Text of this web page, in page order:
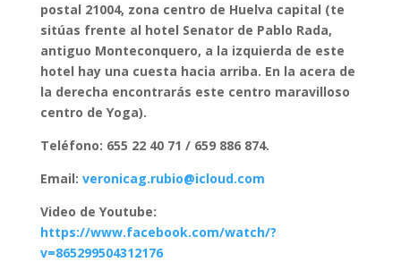
postal 21004, zona centro de Huelva capital (te
sitúas frente al hotel Senator de Pablo Rada,
antiguo Monteconquero, a la izquierda de este
hotel hay una cuesta hacia arriba. En la acera de
la derecha encontrarás este centro maravilloso
centro de Yoga).
Teléfono: 655 22 40 71 / 659 886 874.
Email: veronicag.rubio@icloud.com
Video de Youtube:
https://www.facebook.com/watch/?
v=865299504312176